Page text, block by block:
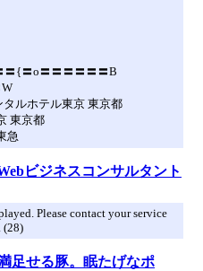
〓{〓o〓〓〓〓〓〓B
ルホテル東京 東京都
東京都
急
ビジネスコンサルタント
Please contact your service
(28)
足せる豚。眠たげなポ